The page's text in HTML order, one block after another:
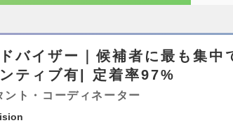
バイザー｜候補者に最も集中
ティブ有| 定着率97%
ント・コーディネーター